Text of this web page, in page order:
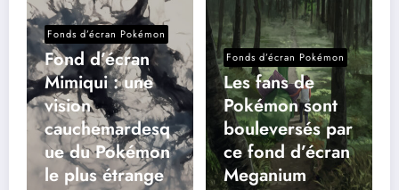
Fonds d’écran Pokémon
Fond d’écran
Mimiqui : une
vision
cauchemardesq
ue du Pokémon
le plus étrange
Fonds d’écran Pokémon
Les fans de
Pokémon sont
bouleversés par
ce fond d’écran
Meganium